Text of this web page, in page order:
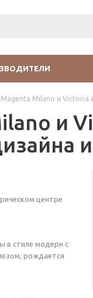
Milano и Victoria
и
центре
в стиле модерн с
рождается